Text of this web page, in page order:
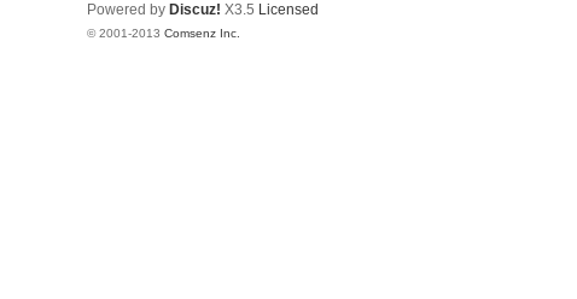
Powered by Discuz! X3.5 Licensed
© 2001-2013 Comsenz Inc.